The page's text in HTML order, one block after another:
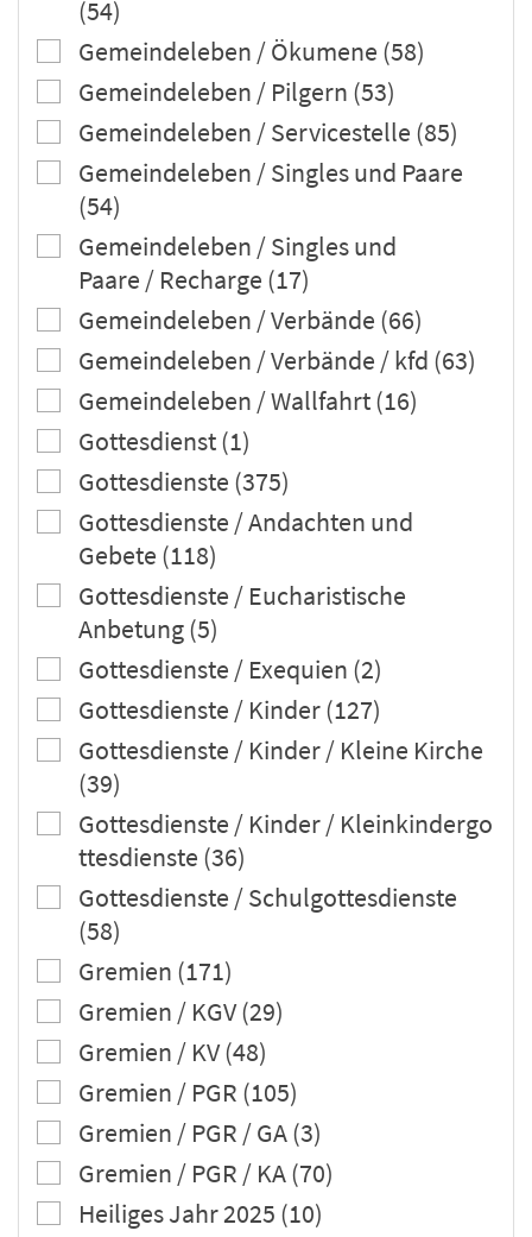
(54)
Gemeindeleben / Ökumene (58)
Gemeindeleben / Pilgern (53)
Gemeindeleben / Servicestelle (85)
Gemeindeleben / Singles und Paare
(54)
Gemeindeleben / Singles und
Paare / Recharge (17)
Gemeindeleben / Verbände (66)
Gemeindeleben / Verbände / kfd (63)
Gemeindeleben / Wallfahrt (16)
Gottesdienst (1)
Gottesdienste (375)
Gottesdienste / Andachten und
Gebete (118)
Gottesdienste / Eucharistische
Anbetung (5)
Gottesdienste / Exequien (2)
Gottesdienste / Kinder (127)
Gottesdienste / Kinder / Kleine Kirche
(39)
Gottesdienste / Kinder / Kleinkindergo
ttesdienste (36)
Gottesdienste / Schulgottesdienste
(58)
Gremien (171)
Gremien / KGV (29)
Gremien / KV (48)
Gremien / PGR (105)
Gremien / PGR / GA (3)
Gremien / PGR / KA (70)
Heiliges Jahr 2025 (10)